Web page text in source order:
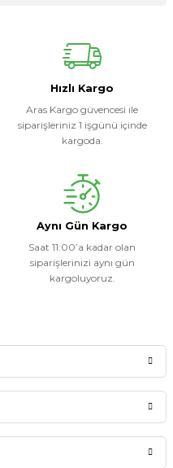
Hızlı Kargo
Aras Kargo güvencesi ile
siparişleriniz 1 işgünü içinde
kargoda.
Aynı Gün Kargo
Saat 11:00’a kadar olan
siparişlerinizi aynı gün
kargoluyoruz.